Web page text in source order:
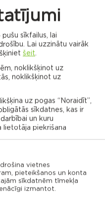
Nautrēnu apvienības
pārvalde
Ilzeskalna
pagasts
Bērzgales
pagasts
Griškānu
pagasts
sīkfailus, lai
Lai uzzinātu vairāk
šeit.
noklikšķinot uz
noklikšķinot uz
uz pogas “Noraidīt”,
sīkdatnes, kas ir
un kuru
lietotāja piekrišana
vietnes
pieteikšanos un konta
sīkdatnēm tīmekļa
izmantot.